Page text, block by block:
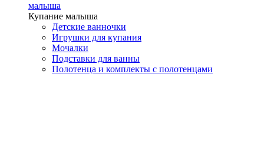
малыша
Купание малыша
Детские ванночки
Игрушки для купания
Мочалки
Подставки для ванны
Полотенца и комплекты с полотенцами